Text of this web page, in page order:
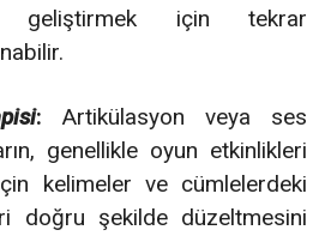
geliştirmek için tekrar
: Artikülasyon veya ses
genellikle oyun etkinlikleri
kelimeler ve cümlelerdeki
doğru şekilde düzeltmesini